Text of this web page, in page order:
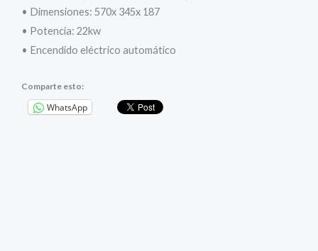
• Dimensiones: 570x 345x 187
• Potencia: 22kw
• Encendido eléctrico automático
Comparte esto:
WhatsApp